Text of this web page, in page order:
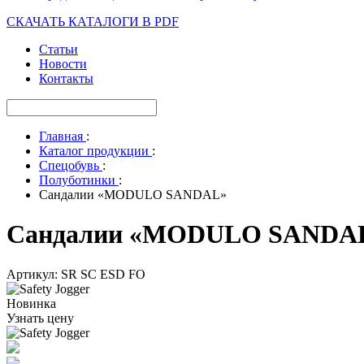
СКАЧАТЬ КАТАЛОГИ В PDF
Статьи
Новости
Контакты
Главная :
Каталог продукции :
Спецобувь :
Полуботинки :
Сандалии «MODULO SANDAL»
Сандалии «MODULO
Артикул: SR SC ESD FO
Новинка
Узнать цену